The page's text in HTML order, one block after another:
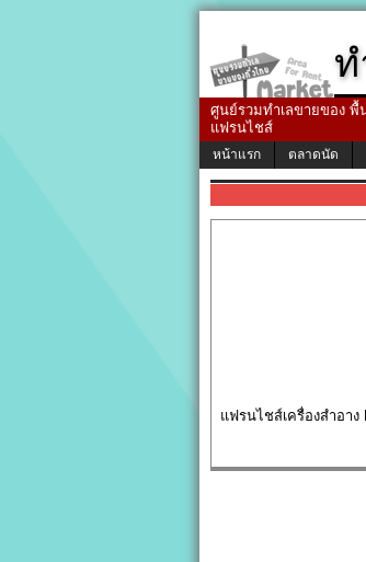
ท
ศูนย์รวมทำเลขายของ พื้
แฟรนไชส์
หน้าแรก ตลาดนัด
แฟรนไชส์เครื่องสำอา